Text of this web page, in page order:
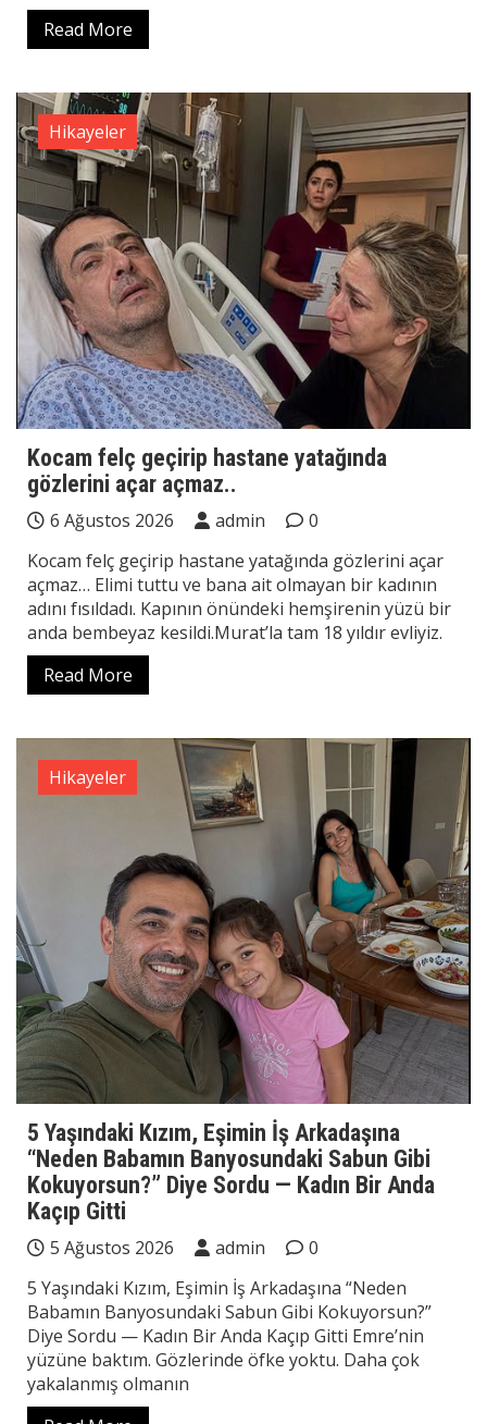
Read More
Hikayeler
Kocam felç geçirip hastane yatağında
gözlerini açar açmaz..
6 Ağustos 2026 admin
0
Kocam felç geçirip hastane yatağında gözlerini açar
açmaz… Elimi tuttu ve bana ait olmayan bir kadının
adını fısıldadı. Kapının önündeki hemşirenin yüzü bir
anda bembeyaz kesildi.Murat’la tam 18 yıldır evliyiz.
Read More
Hikayeler
5 Yaşındaki Kızım, Eşimin İş Arkadaşına
“Neden Babamın Banyosundaki Sabun Gibi
Kokuyorsun?” Diye Sordu — Kadın Bir Anda
Kaçıp Gitti
5 Ağustos 2026 admin
0
5 Yaşındaki Kızım, Eşimin İş Arkadaşına “Neden
Babamın Banyosundaki Sabun Gibi Kokuyorsun?”
Diye Sordu — Kadın Bir Anda Kaçıp Gitti Emre’nin
yüzüne baktım. Gözlerinde öfke yoktu. Daha çok
yakalanmış olmanın